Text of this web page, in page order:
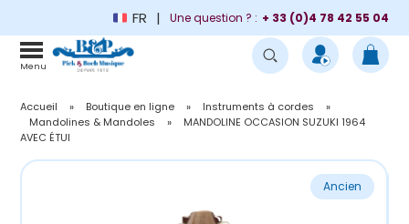
FR Une question ? : + 33 (0)4 78 42 55 04
Menu
Accueil » Boutique en ligne » Instruments à cordes
»
Mandolines & Mandoles
»
MANDOLINE OCCASION SUZUKI 1964
AVEC ÉTUI
Ancien